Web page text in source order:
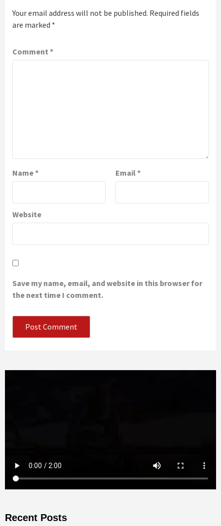
Your email address will not be published. Required fields
are marked *
Comment *
Name* Email *
Website
Save my name, email, and website in this browser for
the next time I comment.
Recent Posts